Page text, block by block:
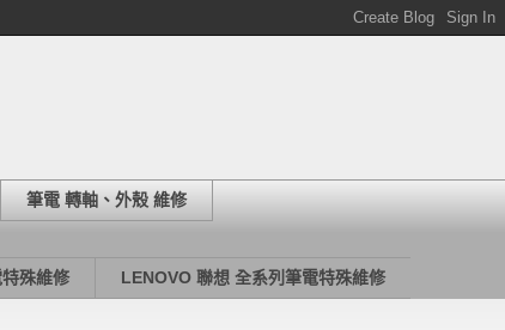
筆電 轉軸、外殼 維修
殊維修 LENOVO 聯想 全系列筆電特殊維修